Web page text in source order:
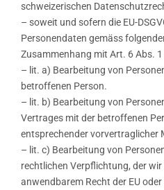
schweizerischen
– soweit und sofern die EU-
Personendaten gemäss
Zusammenhang mit Art. 6 Abs. 1
– lit. a) Bearbeitung von
betroffenen Person.
– lit. b) Bearbeitung von
Vertrages mit der betroffenen
entsprechender vorvertraglicher
– lit. c) Bearbeitung von
rechtlichen Verpflichtung, der
anwendbarem Recht der EU